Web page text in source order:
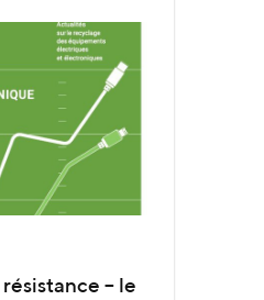
résistance – le